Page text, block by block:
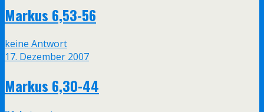
Markus 6,53-56
keine Antwort
17. Dezember 2007
Markus 6,30-44